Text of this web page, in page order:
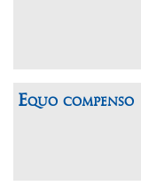
Equo compenso